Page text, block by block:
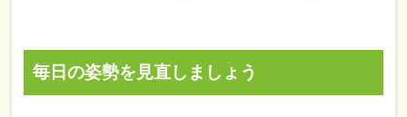
毎日の姿勢を見直しましょう